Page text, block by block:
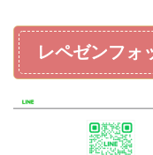
レペゼンフォ